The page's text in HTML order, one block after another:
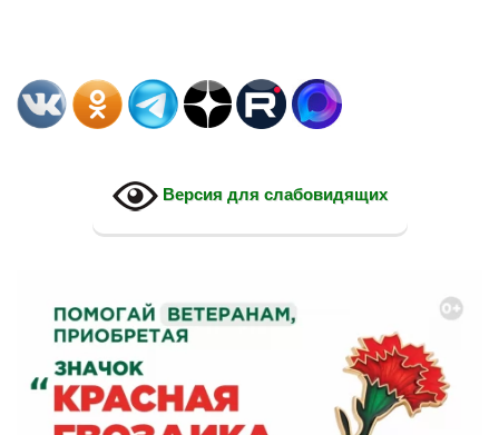
Версия для слабовидящих